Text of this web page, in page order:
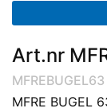
Art.nr
MFREBUGEL63
MFRE BUGEL